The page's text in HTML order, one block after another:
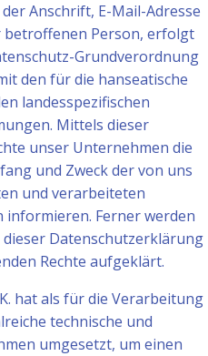
Anschrift, E-Mail-Adresse
Person, erfolgt
Grundverordnung
den für die hanseatische
landesspezifischen
Mittels dieser
unser Unternehmen die
und Zweck der von uns
und verarbeiteten
Ferner werden
Datenschutzerklärung
Rechte aufgeklärt.
hat als für die Verarbeitung
technische und
umgesetzt, um einen